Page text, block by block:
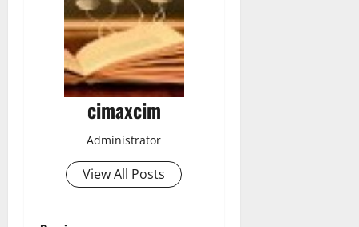
cimaxcim
Administrator
View All Posts